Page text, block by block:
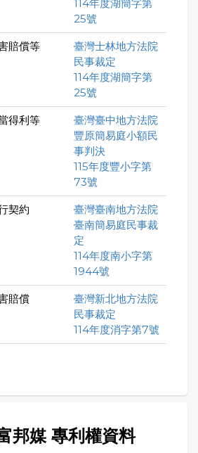
114年度湖簡字第
25號
賠償等
臺灣士林地方法院
民事裁定
114年度湖簡字第
25號
得利等
臺灣臺中地方法院
豐原簡易庭小額民
事判決
115年度豐小字第
73號
契約
臺灣臺南地方法院
臺南簡易庭民事裁
定
114年度南小字第
1944號
賠償
臺灣新北地方法院
民事裁定
114年度消字第7號
邦媒 專利權資料